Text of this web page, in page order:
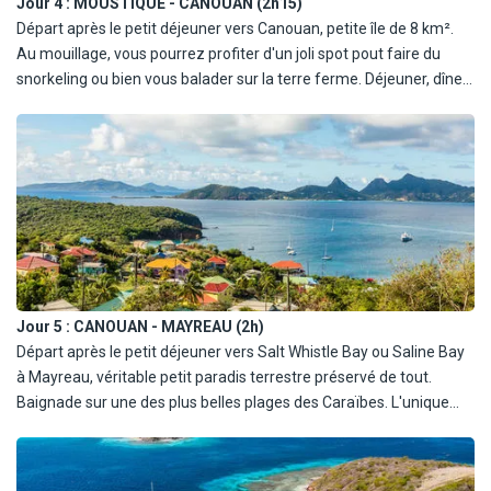
Départ après le petit déjeuner vers Canouan, petite île de 8 km².
Au mouillage, vous pourrez profiter d'un joli spot pout faire du
snorkeling ou bien vous balader sur la terre ferme. Déjeuner, dîner
Jour 5 : CANOUAN - MAYREAU (2h)
Départ après le petit déjeuner vers Salt Whistle Bay ou Saline Bay
à Mayreau, véritable petit paradis terrestre préservé de tout.
Baignade sur une des plus belles plages des Caraïbes. L'unique
plage de Salt Whistle Bay, vaut le détour pour ses cases, bars et
restaurants en bois colorés. Sa petite église en pierre érigée au